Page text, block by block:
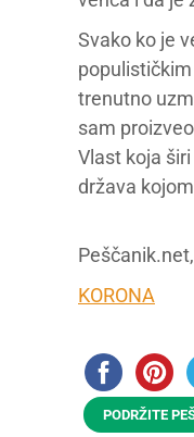
Svako ko je
trenutno
sam
Vlast koja
država
KORONA
PODRŽITE